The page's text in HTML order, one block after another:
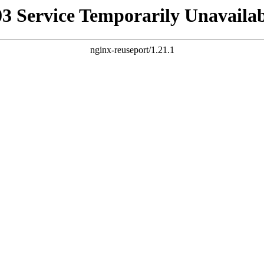
Service Temporarily
nginx-reuseport/1.21.1